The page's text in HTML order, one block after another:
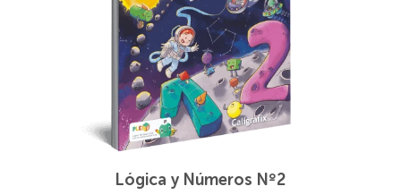
Lógica y Números Nº2